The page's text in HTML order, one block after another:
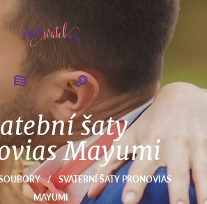
šaty
Mayumi
/ SVATEBNÍ ŠATY PRONOVIAS
MAYUMI